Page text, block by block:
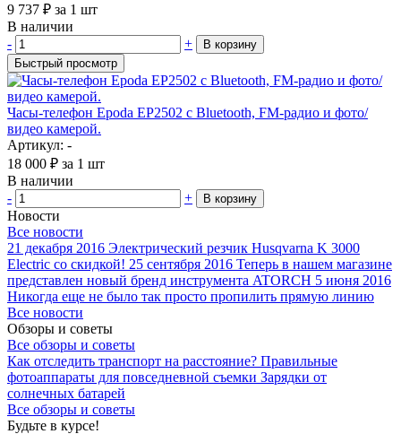
9 737 ₽ за 1 шт
В наличии
-
+
В корзину
Быстрый просмотр
Часы-телефон Epoda EP2502 с Bluetooth, FM-радио и фото/
видео камерой.
Артикул: -
18 000 ₽ за 1 шт
В наличии
-
+ В корзину
Новости
Все новости
21 декабря 2016 Электрический резчик Husqvarna K 3000
Electric со скидкой! 25 сентября 2016 Теперь в нашем магазине
представлен новый бренд инструмента ATORCH 5 июня 2016
Никогда еще не было так просто пропилить прямую линию
Все новости
Обзоры и советы
Все обзоры и советы
Как отследить транспорт на расстояние? Правильные
фотоаппараты для повседневной съемки Зарядки от
солнечных батарей
Все обзоры и советы
Будьте в курсе!